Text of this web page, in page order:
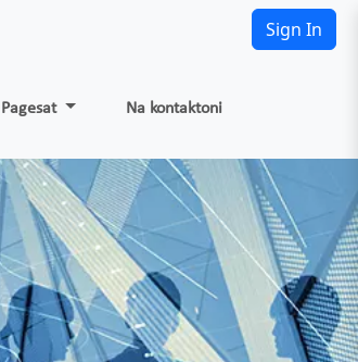
Sign In
Pagesat Na kontaktoni